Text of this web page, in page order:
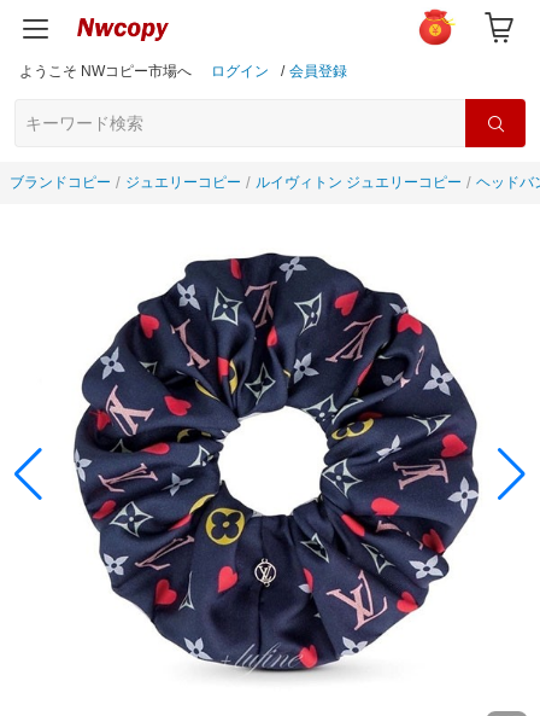
ようこそ NWコピー市場へ ログイン / 会員登録
ブランドコピー ジュエリーコピー ルイヴィトン ジュエリーコピー ヘッドバ